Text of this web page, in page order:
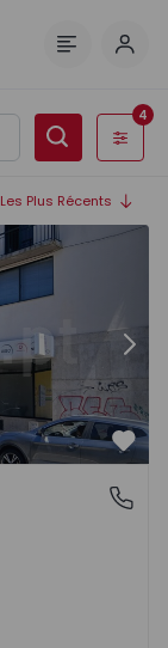
Filtres
4
Les Plus Récents
- 9